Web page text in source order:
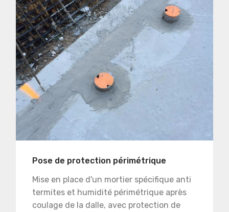
Pose de protection périmétrique
Mise en place d'un mortier spécifique anti
termites et humidité périmétrique après
coulage de la dalle, avec protection de